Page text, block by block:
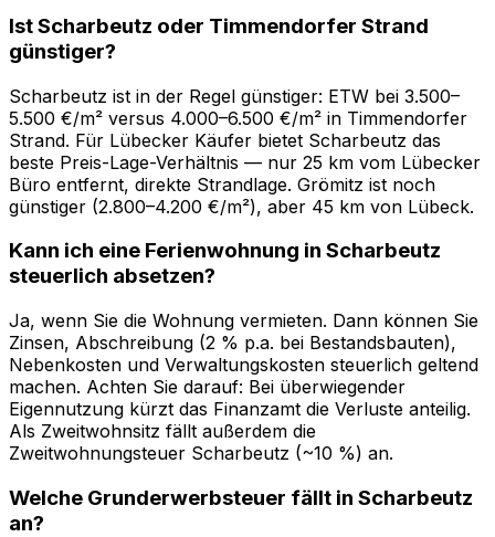
Ist Scharbeutz oder Timmendorfer Strand
günstiger?
Scharbeutz ist in der Regel günstiger: ETW bei 3.500–
5.500 €/m² versus 4.000–6.500 €/m² in Timmendorfer
Strand. Für Lübecker Käufer bietet Scharbeutz das
beste Preis-Lage-Verhältnis — nur 25 km vom Lübecker
Büro entfernt, direkte Strandlage. Grömitz ist noch
günstiger (2.800–4.200 €/m²), aber 45 km von Lübeck.
Kann ich eine Ferienwohnung in Scharbeutz
steuerlich absetzen?
Ja, wenn Sie die Wohnung vermieten. Dann können Sie
Zinsen, Abschreibung (2 % p.a. bei Bestandsbauten),
Nebenkosten und Verwaltungskosten steuerlich geltend
machen. Achten Sie darauf: Bei überwiegender
Eigennutzung kürzt das Finanzamt die Verluste anteilig.
Als Zweitwohnsitz fällt außerdem die
Zweitwohnungsteuer Scharbeutz (~10 %) an.
Welche Grunderwerbsteuer fällt in Scharbeutz
an?